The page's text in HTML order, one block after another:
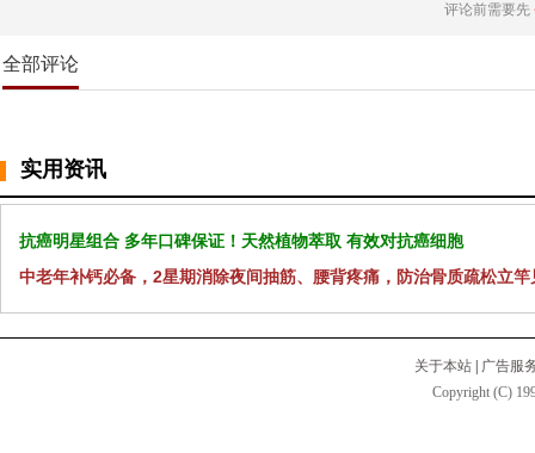
评论前需要先
全部评论
实用资讯
抗癌明星组合 多年口碑保证！天然植物萃取 有效对抗癌细胞
中老年补钙必备，2星期消除夜间抽筋、腰背疼痛，防治骨质疏松立竿
关于本站
广告服
Copyright (C)